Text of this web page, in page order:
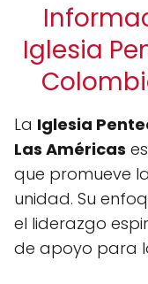
Iglesia
La Iglesia
Las Américas
que promueve
unidad. Su
el liderazgo
de apoyo para